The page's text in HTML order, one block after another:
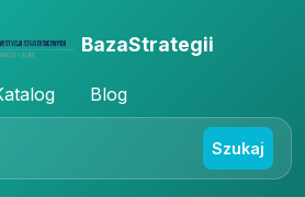
BazaStrategii
Blog
Szukaj